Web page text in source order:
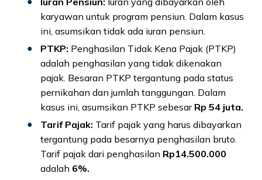
karyawan untuk program pensiun. Dalam kasus
ini, asumsikan tidak ada iuran pensiun.
PTKP: Penghasilan Tidak Kena Pajak (PTKP)
adalah penghasilan yang tidak dikenakan
pajak. Besaran PTKP tergantung pada status
pernikahan dan jumlah tanggungan. Dalam
kasus ini, asumsikan PTKP sebesar Rp 54 juta.
Tarif Pajak: Tarif pajak yang harus dibayarkan
tergantung pada besarnya penghasilan bruto.
Tarif pajak dari penghasilan Rp14.500.000
adalah 6%.